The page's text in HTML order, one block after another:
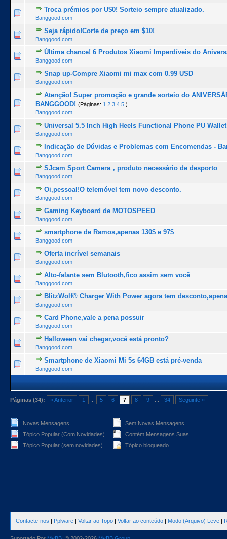
Troca prémios por U$0! Sorteio sempre atualizado.
Banggood.com
1 Voto(s) - 5 de 5 na totalidade
1234 5
Seja rápido!Corte de preço em $10!
Banggood.com
1 Voto(s) - 5 de 5 na totalidade
12 345
Última chance! 6 Produtos Xiaomi Imperdíveis do
Banggood.com
1 Voto(s) - 5 de 5 na totalidade
12345
Snap up-Compre Xiaomi mi max com 0.99 USD
Banggood.com
1 Voto(s) - 5 de 5 na totalidade
12345
Atenção! Super promoção e grande sorteio do
BANGGOOD! (Páginas: 1 2 3 4 5 )
Banggood.com
1 Voto(s) - 5 de 5 na totalidade
1 2 345
Universal 5.5 Inch High Heels Functional Phone PU
Banggood.com
1 Voto(s) - 5 de 5 na totalidade
1234 5
Indicação de Dúvidas e Problemas com Encomendas -
Banggood.com
1 Voto(s) - 5 de 5 na totalidade
1234 5
SJcam Sport Camera，produto necessário de desporto
Banggood.com
1 Voto(s) - 5 de 5 na totalidade
123 45
Oi,pessoal!O telemóvel tem novo desconto.
Banggood.com
1 Voto(s) - 5 de 5 na totalidade
1234 5
Gaming Keyboard de MOTOSPEED
Banggood.com
1 Voto(s) - 5 de 5 na totalidade
12 345
smartphone de Ramos,apenas 130$ e 97$
Banggood.com
1 Voto(s) - 5 de 5 na totalidade
12345
Oferta incrível semanais
Banggood.com
1 Voto(s) - 5 de 5 na totalidade
12345
Alto-falante sem Blutooth,fico assim sem você
Banggood.com
1 Voto(s) - 5 de 5 na totalidade
12345
BlitzWolf® Charger With Power agora tem
Banggood.com
1 Voto(s) - 5 de 5 na totalidade
1 2345
Card Phone,vale a pena possuir
Banggood.com
1 Voto(s) - 5 de 5 na totalidade
12345
Halloween vai chegar,você está pronto?
Banggood.com
1 Voto(s) - 5 de 5 na totalidade
12345
Smartphone de Xiaomi Mi 5s 64GB está pré-venda
Banggood.com
1 Voto(s) - 5 de 5 na totalidade
1234 5
Páginas (34): « Anterior 1 5 6 7 8 9 34 Seguinte »
Novas Mensagens
Tópico Popular (Com Novidades)
Tópico Popular (sem novidades)
Sem Novas Mensagens
Contém Mensagens Suas
Tópico bloqueado
Contacte-nos | Pplware | Voltar ao Topo | Voltar ao conteúdo | Modo (Arquivo) Leve |